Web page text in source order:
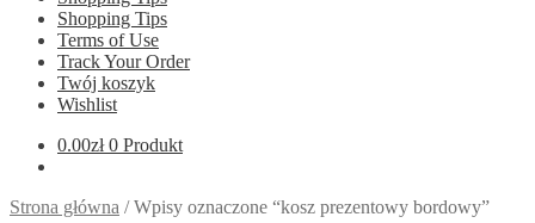
Shopping Tips
Terms of Use
Track Your Order
Twój koszyk
Wishlist
0.00zł 0 Produkt
Strona główna /Wpisy oznaczone “kosz prezentowy bordowy”